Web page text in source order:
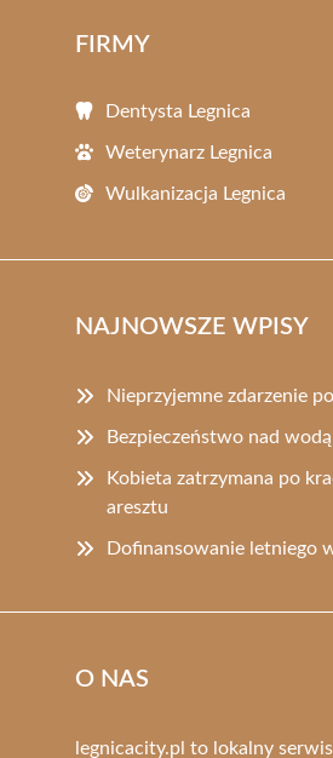
FIRMY
Dentysta Legnica
Weterynarz Legnica
Wulkanizacja Legnica
NAJNOWSZE WPISY
Nieprzyjemne zdarzenie
Bezpieczeństwo nad
Kobieta zatrzymana po
aresztu
Dofinansowanie letniego
O NAS
legnicacity.pl to lokalny